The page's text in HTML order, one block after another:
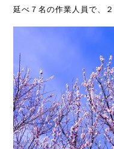
延べ７名の作業人員で、